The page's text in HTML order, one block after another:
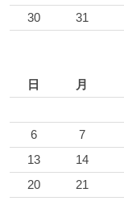
30
31
日 月
6
7
13
14
20
21